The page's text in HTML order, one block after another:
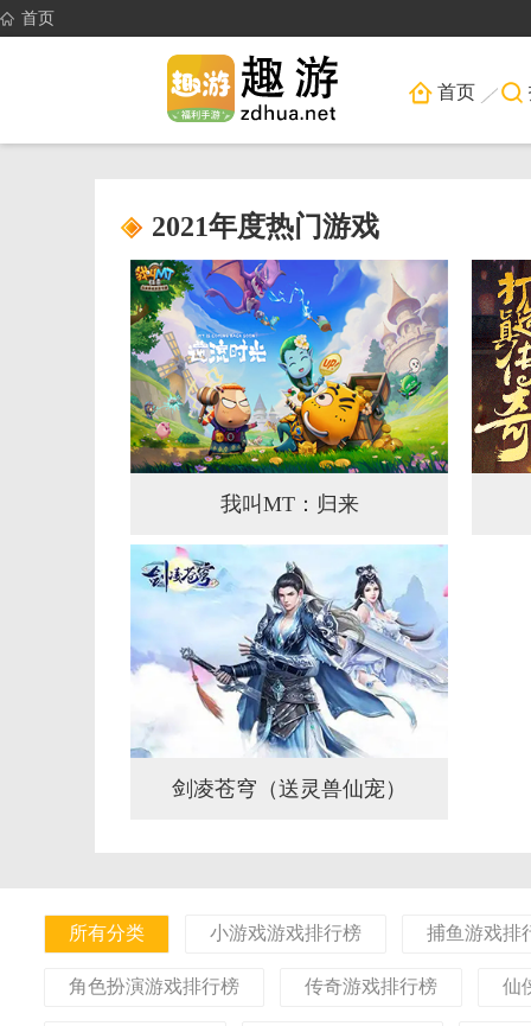
首页
首页
2021年度热门游戏
我叫MT：归来
剑凌苍穹（送灵兽仙宠）
所有分类 小游戏游戏排行榜 捕鱼游戏排
角色扮演游戏排行榜 传奇游戏排行榜 仙